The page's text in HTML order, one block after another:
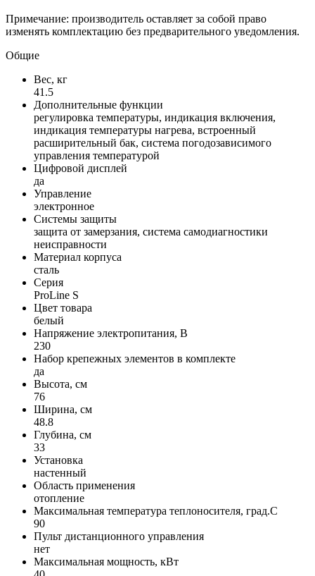
Примечание: производитель оставляет за собой право
изменять комплектацию без предварительного уведомления.
Общие
Вес, кг
41.5
Дополнительные функции
регулировка температуры, индикация включения,
индикация температуры нагрева, встроенный
расширительный бак, система погодозависимого
управления температурой
Цифровой дисплей
да
Управление
электронное
Системы защиты
защита от замерзания, система самодиагностики
неисправности
Материал корпуса
сталь
Серия
ProLine S
Цвет товара
белый
Напряжение электропитания, В
230
Набор крепежных элементов в комплекте
да
Высота, см
76
Ширина, см
48.8
Глубина, см
33
Установка
настенный
Область применения
отопление
Максимальная температура теплоносителя, град.С
90
Пульт дистанционного управления
нет
Максимальная мощность, кВт